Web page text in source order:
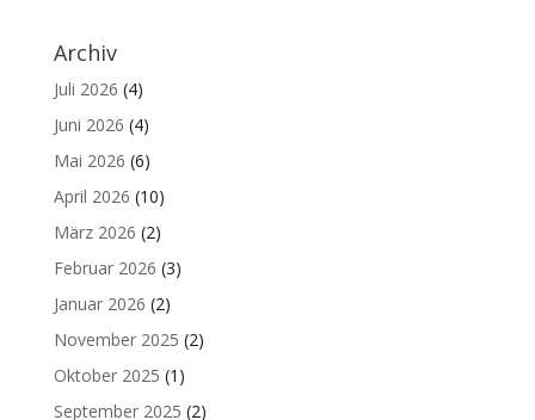
Archiv
Juli 2026 (4)
Juni 2026 (4)
Mai 2026 (6)
April 2026 (10)
März 2026 (2)
Februar 2026 (3)
Januar 2026 (2)
November 2025 (2)
Oktober 2025 (1)
September 2025 (2)